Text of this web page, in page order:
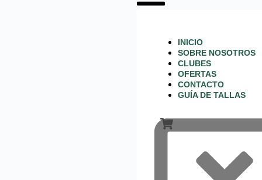
INICIO
SOBRE NOSOTROS
CLUBES
OFERTAS
CONTACTO
GUÍA DE TALLAS